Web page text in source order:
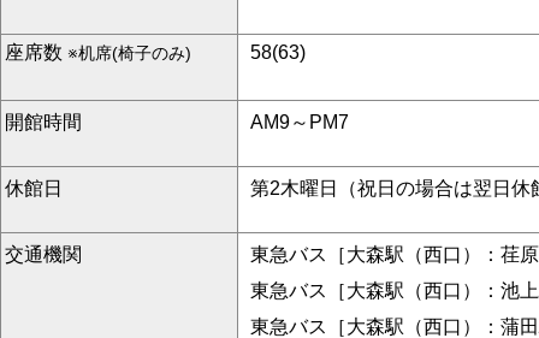
座席数 ※机席(椅子のみ) 58(63)
開館時間 AM9～PM7
休館日 第2木曜日（祝日の場合は翌日休
交通機関
東急バス［大森駅（西口）：荏
東急バス［大森駅（西口）：池
東急バス［大森駅（西口）：蒲